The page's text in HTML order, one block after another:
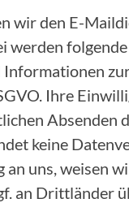
wir den E-
Ihre
Absenden
keine
uns, weisen
an